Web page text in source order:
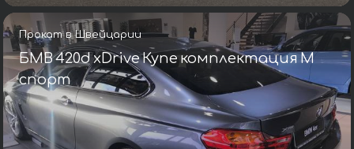
Прокат в Швейцарии
БМВ 420d xDrive Купе комплектация М
спорт